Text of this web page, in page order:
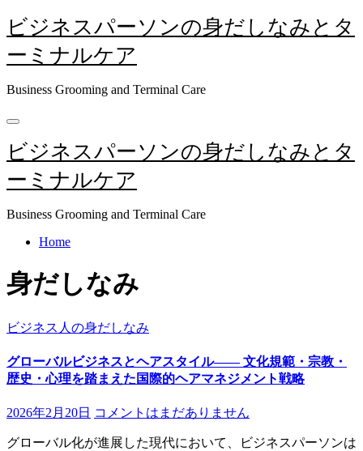
内
容
を
キ
プ
ビジネスパーソンの身だしなみとタ
ーミナルケア
Business Grooming and Terminal Care
ビジネスパーソンの身だしなみとタ
ーミナルケア
Business Grooming and Terminal Care
Home
身だしなみ
ビジネス人の身だしなみ
グローバルビジネスとヘアスタイル―― 文化規範・宗教・
歴史・心理を踏まえた国際的ヘアマネジメント戦略
2026年2月20日 コメントはまだありません
グローバル化が進展した現代において、ビジネスパーソンは